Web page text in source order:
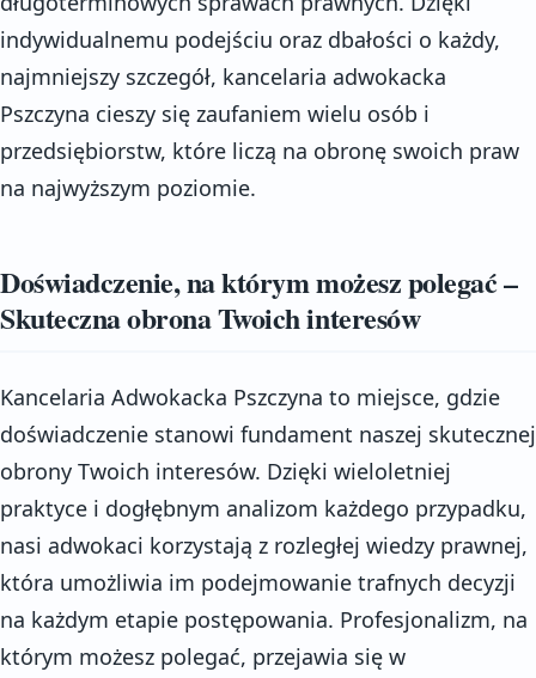
indywidualnemu podejściu oraz dbałości o każdy,
najmniejszy szczegół, kancelaria adwokacka
Pszczyna cieszy się zaufaniem wielu osób i
przedsiębiorstw, które liczą na obronę swoich praw
na najwyższym poziomie.
Doświadczenie, na którym możesz polegać –
Skuteczna obrona Twoich interesów
Kancelaria Adwokacka Pszczyna to miejsce, gdzie
doświadczenie stanowi fundament naszej skutecznej
obrony Twoich interesów. Dzięki wieloletniej
praktyce i dogłębnym analizom każdego przypadku,
nasi adwokaci korzystają z rozległej wiedzy prawnej,
która umożliwia im podejmowanie trafnych decyzji
na każdym etapie postępowania. Profesjonalizm, na
którym możesz polegać, przejawia się w